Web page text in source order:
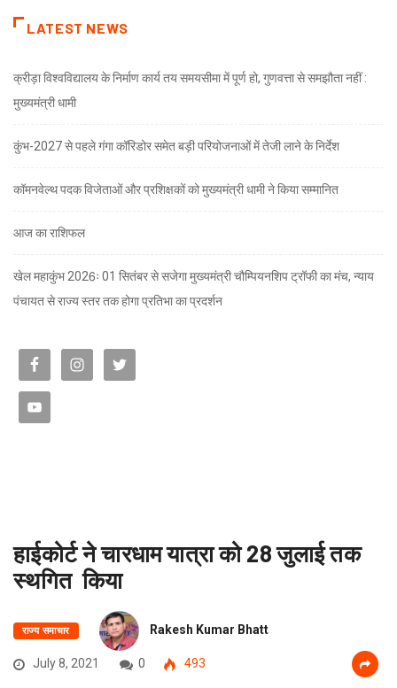
LATEST NEWS
क्रीड़ा विश्वविद्यालय के निर्माण कार्य तय समयसीमा में पूर्ण हो, गुणवत्ता से समझौता नहीं :
मुख्यमंत्री धामी
कुंभ-2027 से पहले गंगा कॉरिडोर समेत बड़ी परियोजनाओं में तेजी लाने के निर्देश
कॉमनवेल्थ पदक विजेताओं और प्रशिक्षकों को मुख्यमंत्री धामी ने किया सम्मानित
आज का राशिफल
खेल महाकुंभ 2026ः 01 सितंबर से सजेगा मुख्यमंत्री चौम्पियनशिप ट्रॉफी का मंच, न्याय
पंचायत से राज्य स्तर तक होगा प्रतिभा का प्रदर्शन
हाईकोर्ट ने चारधाम यात्रा को 28 जुलाई तक
स्थगित किया
राज्य समाचार Rakesh Kumar Bhatt
July 8, 2021 0 493